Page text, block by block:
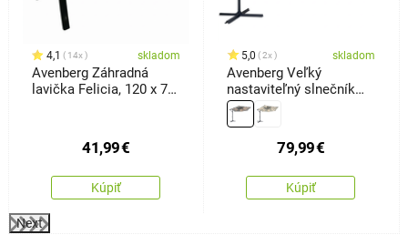
4,1 14x skladom
Avenberg Záhradná
lavička Felicia, 120 x 74
41,99€
Kúpiť
5,0 2x skladom
Avenberg Veľký
nastaviteľný slnečník
Sunny LED300, sivý
79,99€
Kúpiť
Next